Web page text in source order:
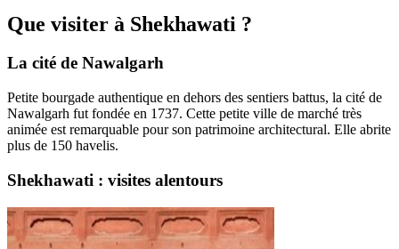
Que visiter à Shekhawati ?
La cité de Nawalgarh
Petite bourgade authentique en dehors des sentiers battus, la cité de
Nawalgarh fut fondée en 1737. Cette petite ville de marché très
animée est remarquable pour son patrimoine architectural. Elle abrite
plus de 150 havelis.
Shekhawati : visites alentours